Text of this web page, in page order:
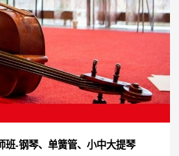
班-钢琴、单簧管、小中大提琴